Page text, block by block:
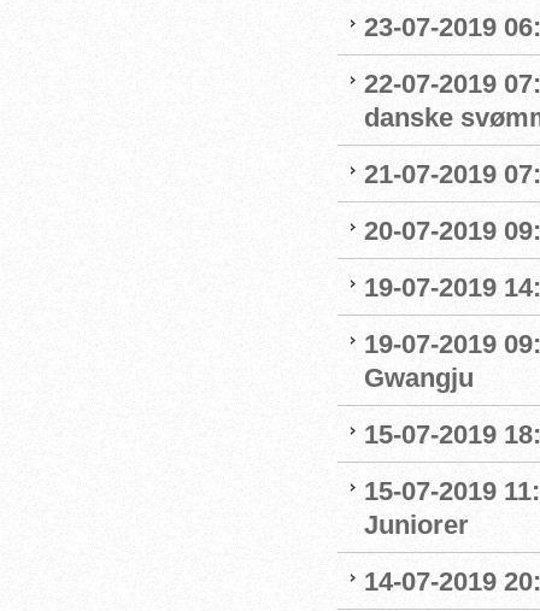
23-07-2019
22-07-2019
danske
21-07-2019
20-07-2019
19-07-2019
19-07-2019
Gwangju
15-07-2019
15-07-2019
Juniorer
14-07-2019